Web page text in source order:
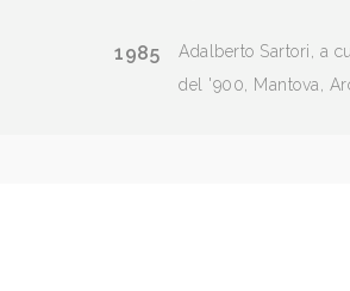
1985
Adalberto Sartori, a
del '900, Mantova,